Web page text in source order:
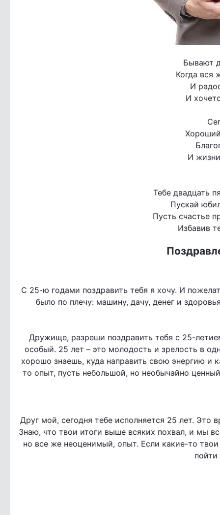
Бывают
Когда вся
И
И
И
Тебе двадцать
Пускай
Пусть счастье
Избавив
С 25-ю годами поздравить тебя я хочу. И
было по плечу: машину, дачу, денег и
Дружище, разреши поздравить тебя с 25-
особый. 25 лет – это молодость и зрелость в
хорошо знаешь, куда направить свою энергию и
то опыт, пусть небольшой, но необычайно
Друг мой, сегодня тебе исполняется 25 лет. Это
Знаю, что твои итоги выше всяких похвал, и мы
но все же неоценимый, опыт. Если какие-то